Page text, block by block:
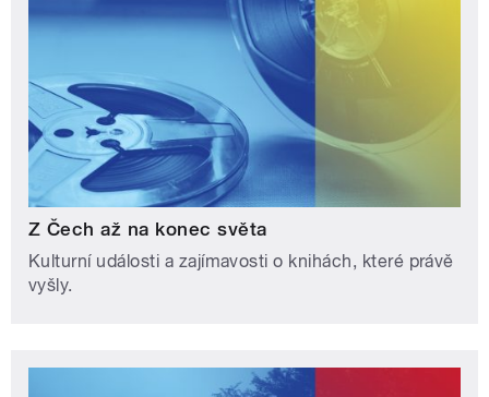
Z Čech až na konec světa
Kulturní události a zajímavosti o knihách, které právě
vyšly.